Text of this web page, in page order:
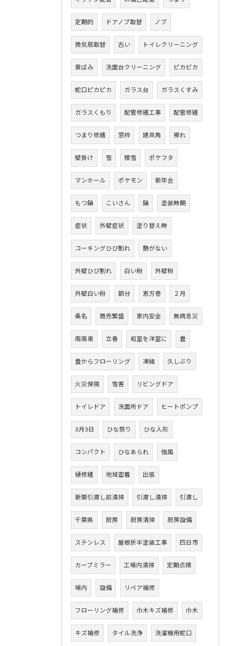
定期的 ドアノブ取替 ノブ
換気扇取替 古い トイレクリーニング
黄ばみ 洗面台クリーニング ピカピカ
蛇口ピカピカ ガラス台 ガラスくすみ
ガラスくもり 配管修繕工事 配管修繕
つまり修繕 窓枠 建具角 擦れ
壁掛け 雪 積雪 ポケフタ
マンホール ポケモン 新年会
もつ鍋 こいさん 鍋 塗装時期
症状 外壁症状 塗り替え時
コーキングひび割れ 艶がない
外壁ひび割れ 白い粉 外壁粉
外壁白い粉 節分 恵方巻 ２月
桑名 商売繁盛 家内安全 無病息災
南南東 立春 和室を洋室に 畳
畳からフローリング 凍結 久しぶり
火災保険 雪害 リビングドア
トイレドア 洗面所ドア ヒートポンプ
3月3日 ひな祭り ひな人形
コンパクト ひなあられ 強風
樋修繕 地域密着 出張
新築引渡し前清掃 引渡し清掃 引渡し
千葉県 厨房 厨房清掃 厨房設備
ステンレス 屋根折半塗装工事 四日市
カーブミラー 工場内清掃 定期点検
場内 設備 リペア補修
フローリング補修 巾木キズ補修 巾木
キズ補修 タイル洗浄 洗濯機用蛇口